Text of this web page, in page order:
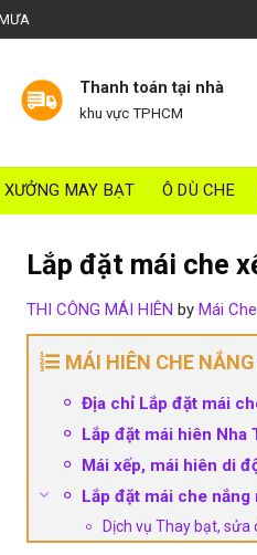
Thanh toán tại nhà
khu vực TPHCM
XƯỞNG MAY BẠT Ô DÙ CHE
Lắp đặt mái che
THI CÔNG MÁI HIÊN by Mái
MÁI HIÊN CHE
Địa chỉ Lắp đặt mái
Lắp đặt mái hiên Nha
Mái xếp, mái hiên di
Lắp đặt mái che nắng
Dịch vụ Thay bạt,